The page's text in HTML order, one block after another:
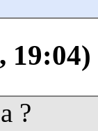
19:04)
?